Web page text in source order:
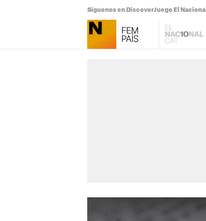
Síguenos en DiscoverJuego El Nacional